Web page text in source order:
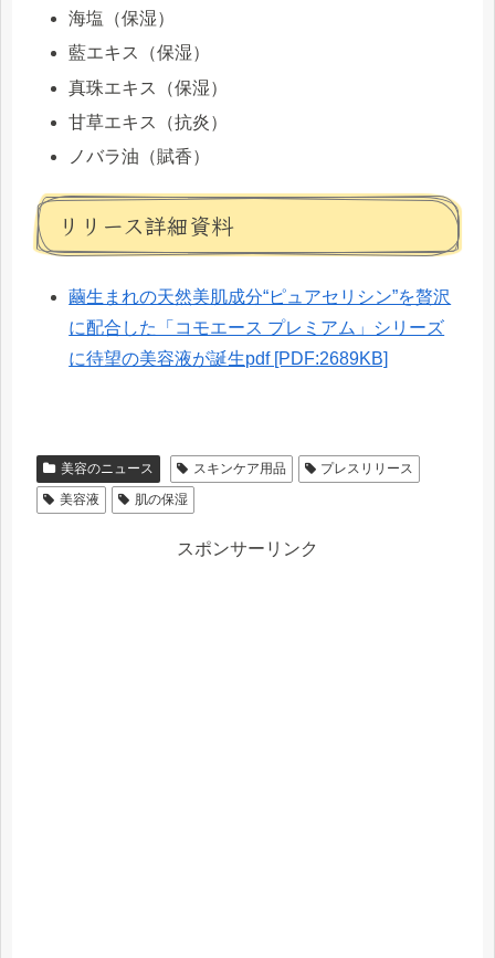
海塩（保湿）
藍エキス（保湿）
真珠エキス（保湿）
甘草エキス（抗炎）
ノバラ油（賦香）
リリース詳細資料
繭生まれの天然美肌成分“ピュアセリシン”を贅沢
に配合した「コモエース プレミアム」シリーズ
に待望の美容液が誕生pdf [PDF:2689KB]
美容のニュース スキンケア用品
プレスリリース
美容液
肌の保湿
スポンサーリンク